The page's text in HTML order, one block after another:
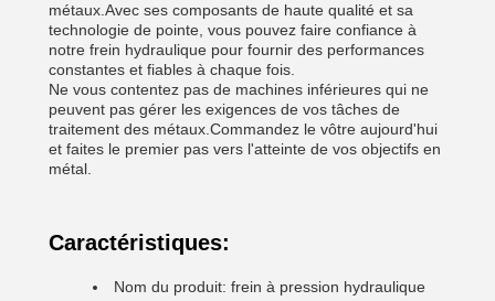
métaux.Avec ses composants de haute qualité et sa
technologie de pointe, vous pouvez faire confiance à
notre frein hydraulique pour fournir des performances
constantes et fiables à chaque fois.
Ne vous contentez pas de machines inférieures qui ne
peuvent pas gérer les exigences de vos tâches de
traitement des métaux.Commandez le vôtre aujourd'hui
et faites le premier pas vers l'atteinte de vos objectifs en
métal.
Caractéristiques:
Nom du produit: frein à pression hydraulique